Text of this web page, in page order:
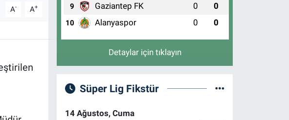
A- A+ 9 Gaziantep FK 0 0
10 Alanyaspor 0 0
Detaylar için tıklayın
Süper Lig Fikstür
14 Ağustos, Cuma